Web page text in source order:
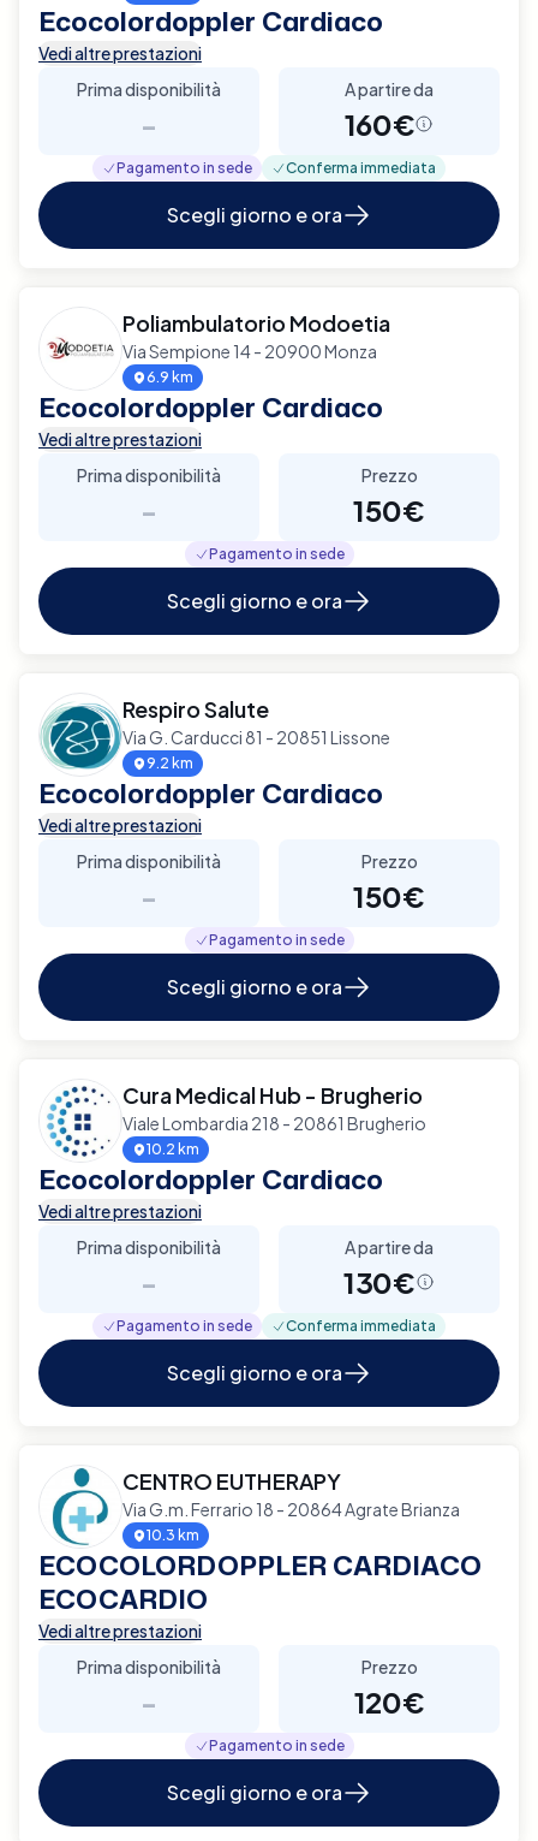
Ecocolordoppler Cardiaco
Vedi altre prestazioni
Prima disponibilità
-
A partire da
160€
Pagamento in sede Conferma immediata
Scegli giorno e ora
Poliambulatorio Modoetia
Via Sempione 14 - 20900 Monza
6.9 km
Ecocolordoppler Cardiaco
Vedi altre prestazioni
Prima disponibilità
-
Prezzo
150€
Pagamento in sede
Scegli giorno e ora
Respiro Salute
Via G. Carducci 81 - 20851 Lissone
9.2 km
Ecocolordoppler Cardiaco
Vedi altre prestazioni
Prima disponibilità
-
Prezzo
150€
Pagamento in sede
Scegli giorno e ora
Cura Medical Hub - Brugherio
Viale Lombardia 218 - 20861 Brugherio
10.2 km
Ecocolordoppler Cardiaco
Vedi altre prestazioni
Prima disponibilità
-
A partire da
130€
Pagamento in sede Conferma immediata
Scegli giorno e ora
CENTRO EUTHERAPY
Via G.m. Ferrario 18 - 20864 Agrate Brianza
10.3 km
ECOCOLORDOPPLER CARDIACO
ECOCARDIO
Vedi altre prestazioni
Prima disponibilità
-
Prezzo
120€
Pagamento in sede
Scegli giorno e ora